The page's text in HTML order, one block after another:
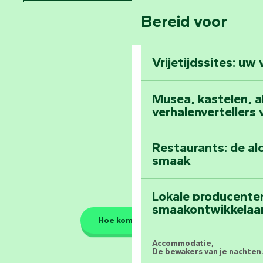
Klim naar de top
Al het dagboek
Bereid voor
Vrijetijdssites: uw
Musea, kastelen,
verhalenvertellers
Restaurants: de
smaak
Lokale
Accommodatie,
De bewakers van je
Hoe kom ik daar?